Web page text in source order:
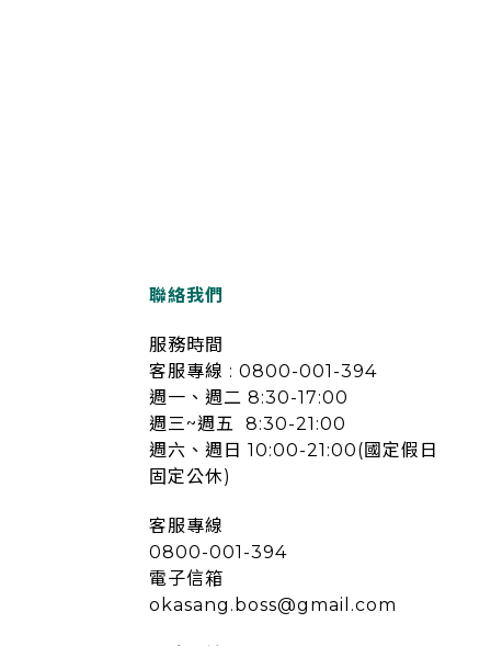
聯絡我們
服務時間
客服專線 : 0800-001-394
週一、週二 8:30-17:00
週三~週五 8:30-21:00
週六、週日 10:00-21:00(國定假日
固定公休)
客服專線
0800-001-394
電子信箱
okasang.boss@gmail.com